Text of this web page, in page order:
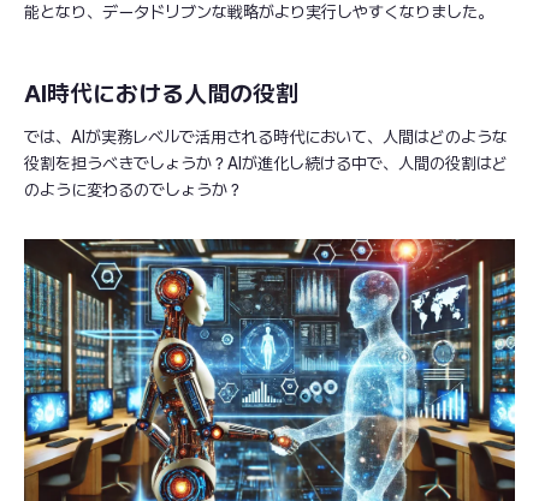
能となり、データドリブンな戦略がより実行しやすくなりました。
AI時代における人間の役割
では、AIが実務レベルで活用される時代において、人間はどのような
役割を担うべきでしょうか？AIが進化し続ける中で、人間の役割はど
のように変わるのでしょうか？